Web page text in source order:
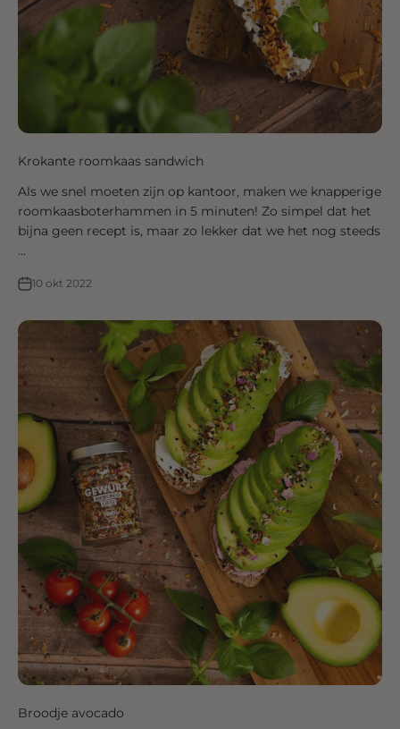
Krokante roomkaas sandwich
Als we snel moeten zijn op kantoor, maken we knapperige
roomkaasboterhammen in 5 minuten! Zo simpel dat het
bijna geen recept is, maar zo lekker dat we het nog steeds
...
10 okt 2022
Broodje avocado